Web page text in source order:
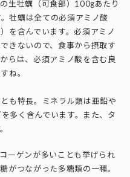
生牡蠣（可食部）100gあたり
牡蠣は全ての必須アミノ酸
を含んでいます。必須アミノ
きないので、食事から摂取す
らは、必須アミノ酸を含む良
ね。
も特長。ミネラル類は亜鉛や
多く含んでいます。また、タ
ーゲンが多いことも挙げられ
がつながった多糖類の一種。